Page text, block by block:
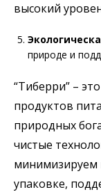
высокий
природе и
“Тиберри” –
продуктов
природных
чистые
минимизируем
упаковке,